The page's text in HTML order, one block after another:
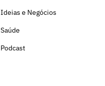
Ideias e Negócios
Saúde
Podcast